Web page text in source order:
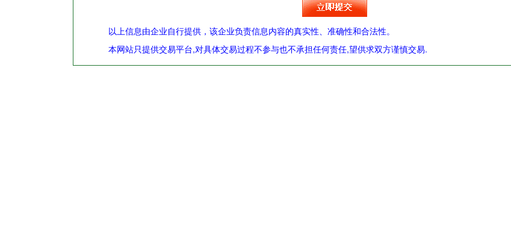
以上信息由企业自行提供，该企业负责信息内容的真实性、准确性和合法性。
本网站只提供交易平台,对具体交易过程不参与也不承担任何责任,望供求双方谨慎交易.